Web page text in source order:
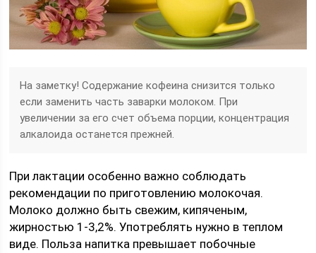
На заметку! Содержание кофеина снизится только
если заменить часть заварки молоком. При
увеличении за его счет объема порции, концентрация
алкалоида останется прежней.
При лактации особенно важно соблюдать
рекомендации по приготовлению молокочая.
Молоко должно быть свежим, кипяченым,
жирностью 1-3,2%. Употреблять нужно в теплом
виде. Польза напитка превышает побочные